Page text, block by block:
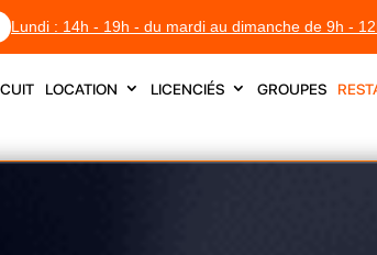
Lundi : 14h - 19h - du mardi au dimanche de 9h -
location licenciés groupes